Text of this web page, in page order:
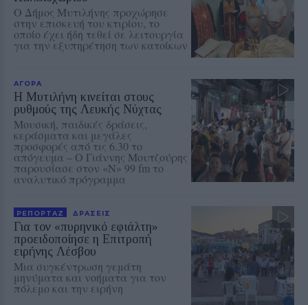
Ο Δήμος Μυτιλήνης προχώρησε
στην επισκευή του κτιρίου, το
οποίο έχει ήδη τεθεί σε λειτουργία
για την εξυπηρέτηση των κατοίκων
ΑΓΟΡΑ
Η Μυτιλήνη κινείται στους
ρυθμούς της Λευκής Νύχτας
Μουσική, παιδικές δράσεις,
κεράσματα και μεγάλες
προσφορές από τις 6.30 το
απόγευμα – Ο Γιάννης Μουτζούρης
παρουσίασε στον «Ν» 99 fm το
αναλυτικό πρόγραμμα
ΡΕΠΟΡΤΑΖ ΔΡΑΣΕΙΣ
Για τον «πυρηνικό εφιάλτη»
προειδοποίησε η Επιτροπή
ειρήνης Λέσβου
Μια συγκέντρωση γεμάτη
μηνύματα και νοήματα για τον
πόλεμο και την ειρήνη